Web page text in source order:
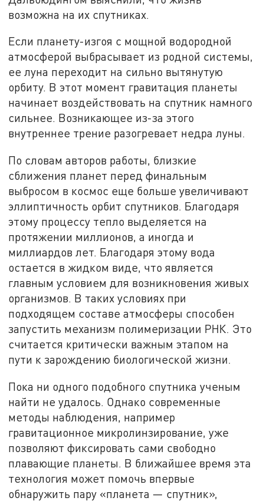
возможна на их спутниках.
Если планету-изгоя с мощной водородной
атмосферой выбрасывает из родной системы,
ее луна переходит на сильно вытянутую
орбиту. В этот момент гравитация планеты
начинает воздействовать на спутник намного
сильнее. Возникающее из-за этого
внутреннее трение разогревает недра луны.
По словам авторов работы, близкие
сближения планет перед финальным
выбросом в космос еще больше увеличивают
эллиптичность орбит спутников. Благодаря
этому процессу тепло выделяется на
протяжении миллионов, а иногда и
миллиардов лет. Благодаря этому вода
остается в жидком виде, что является
главным условием для возникновения живых
организмов. В таких условиях при
подходящем составе атмосферы способен
запустить механизм полимеризации РНК. Это
считается критически важным этапом на
пути к зарождению биологической жизни.
Пока ни одного подобного спутника ученым
найти не удалось. Однако современные
методы наблюдения, например
гравитационное микролинзирование, уже
позволяют фиксировать сами свободно
плавающие планеты. В ближайшее время эта
технология может помочь впервые
обнаружить пару «планета — спутник»,